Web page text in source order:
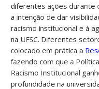
diferentes ações durante
a intenção de dar
racismo institucional e à
na UFSC. Diferentes
colocado em prática a
fazendo com que a
Racismo Institucional
profundidade na